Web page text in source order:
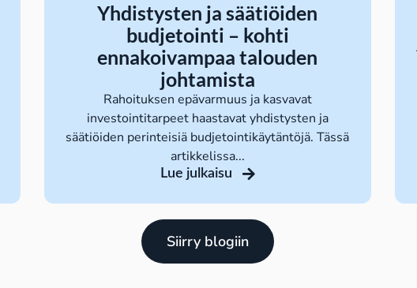
Yhdistysten ja säätiöiden
budjetointi – kohti
ennakoivampaa talouden
johtamista
Rahoituksen epävarmuus ja kasvavat
investointitarpeet haastavat yhdistysten ja
säätiöiden perinteisiä budjetointikäytäntöjä. Tässä
artikkelissa...
Lue julkaisu
Siirry blogiin